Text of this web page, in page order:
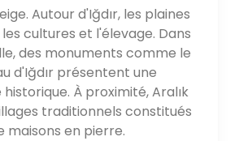
Autour d'Iğdır, les plaines
cultures et l'élevage. Dans
des monuments comme le
d'Iğdır présentent une
À proximité, Aralık
traditionnels constitués
maisons en pierre.